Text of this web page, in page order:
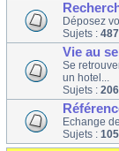
Déposez
Sujets : 487
Vie au
Se
un hotel...
Sujets : 206
Echange
Sujets : 105